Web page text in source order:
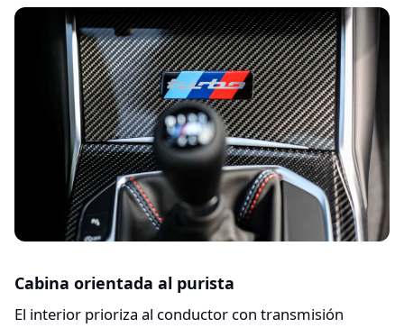
Cabina orientada al purista
El interior prioriza al conductor con transmisión